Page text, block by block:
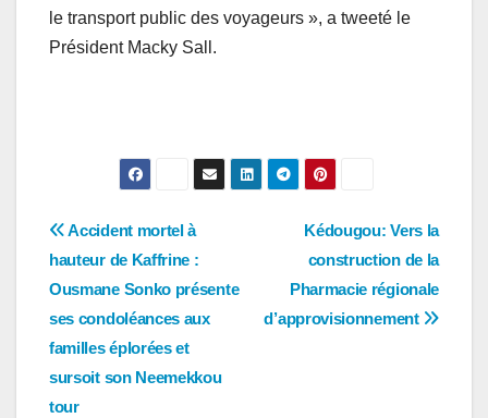
le transport public des voyageurs », a tweeté le
Président Macky Sall.
Navigation
de
l’article
Kédougou: Vers la
construction de la
Pharmacie régionale
d’approvisionnement
Accident mortel à
hauteur de Kaffrine :
Ousmane Sonko présente
ses condoléances aux
familles éplorées et
sursoit son Neemekkou
tour